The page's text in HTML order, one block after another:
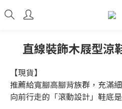
直線裝飾木屐型涼
【現貨】
推薦給寬腳高腳背族群，充滿
向前行走的「滾動設計」鞋底